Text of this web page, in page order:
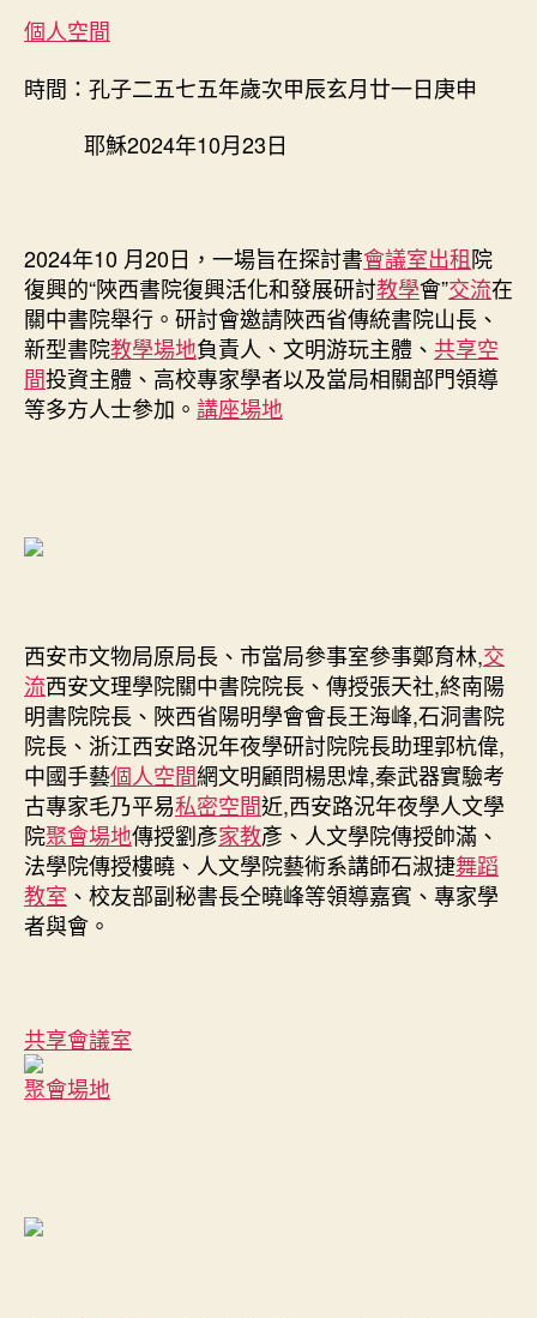
討
宮
格
聚
會
中
書
個人空間
時間：孔子二五七五年歲次甲辰玄月廿一日庚申
耶穌2024年10月23日
2024年10 月20日，一場旨在探討書會議室出租院
復興的“陜西書院復興活化和發展研討教學會”交流在
關中書院舉行。研討會邀請陜西省傳統書院山長、
新型書院教學場地負責人、文明游玩主體、 共享空
間投資主體、高校專家學者以及當局相關部門領導
等多方人士參加。 講座場地
西安市文物局原局長、市當局參事室參事鄭育林,交
流西安文理學院關中書院院長、傳授張天社,終南陽
明書院院長、陜西省陽明學會會長王海峰,石洞書院
院長、浙江西安路況年夜學研討院院長助理郭杭偉,
中國手藝個人空間網文明顧問楊思煒,秦武器實驗考
古專家毛乃平易私密空間近,西安路況年夜學人文學
院聚會場地傳授劉彥家教彥、人文學院傳授帥滿、
法學院傳授樓曉、人文學院藝術系講師石淑捷舞蹈
教室 、校友部副秘書長仝曉峰等領導嘉賓、專家學
者與會。
共享會議室
聚會場地